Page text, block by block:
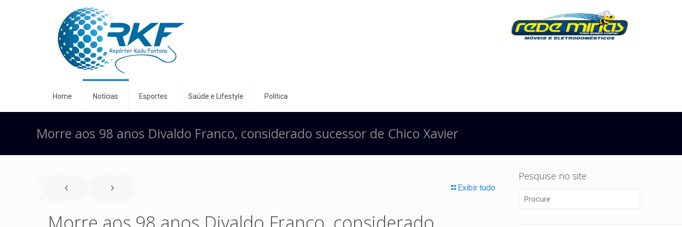
Home Notícias Esportes Saúde e Lifestyle Política
Morre aos 98 anos Divaldo Franco, considerado sucessor de Chico Xavier
Exibir tudo
Morre aos 98 anos Divaldo Franco, considerado
Pesquise no site